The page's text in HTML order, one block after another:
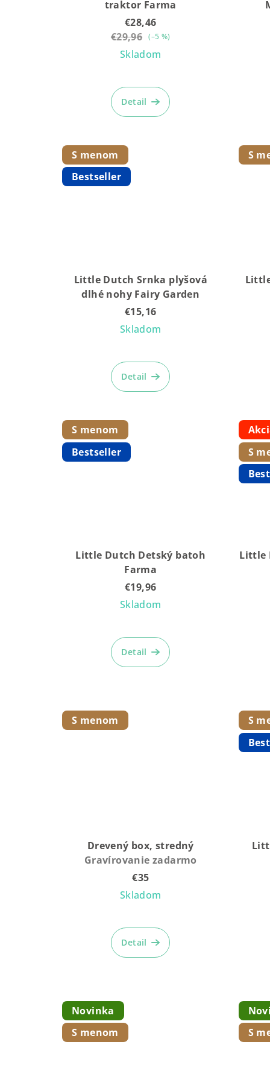
traktor Farma
€28,46
€29,96 (–5 %)
Skladom
hodnotenie
produktu
je
Detail
S menom
Bestseller
Little Dutch Srnka plyšová
dlhé nohy Fairy Garden
€15,16
Skladom
hodnotenie
produktu
je
Detail
S
S menom
Bestseller
Little Dutch Detský batoh
Farma
€19,96
Skladom
Detail
S
Little
S menom
Drevený box, stredný
Gravírovanie zadarmo
€35
Skladom
Detail
S
Novinka
S menom
S